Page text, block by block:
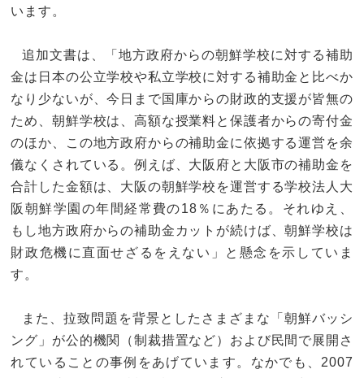
います。
追加文書は、「地方政府からの朝鮮学校に対する補助
金は日本の公立学校や私立学校に対する補助金と比べか
なり少ないが、今日まで国庫からの財政的支援が皆無の
ため、朝鮮学校は、高額な授業料と保護者からの寄付金
のほか、この地方政府からの補助金に依拠する運営を余
儀なくされている。例えば、大阪府と大阪市の補助金を
合計した金額は、大阪の朝鮮学校を運営する学校法人大
阪朝鮮学園の年間経常費の18％にあたる。それゆえ、
もし地方政府からの補助金カットが続けば、朝鮮学校は
財政危機に直面せざるをえない」と懸念を示していま
す。
また、拉致問題を背景としたさまざまな「朝鮮バッシ
ング」が公的機関（制裁措置など）および民間で展開さ
れていることの事例をあげています。なかでも、2007